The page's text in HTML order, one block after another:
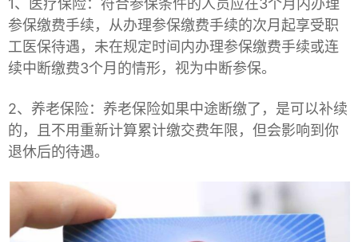
1、医疗保险：符合参保条件的人员应在3个月内办理
参保缴费手续，从办理参保缴费手续的次月起享受职
工医保待遇，未在规定时间内办理参保缴费手续或连
续中断缴费3个月的情形，视为中断参保。
2、养老保险：养老保险如果中途断缴了，是可以补续
的，且不用重新计算累计缴交费年限，但会影响到你
退休后的待遇。